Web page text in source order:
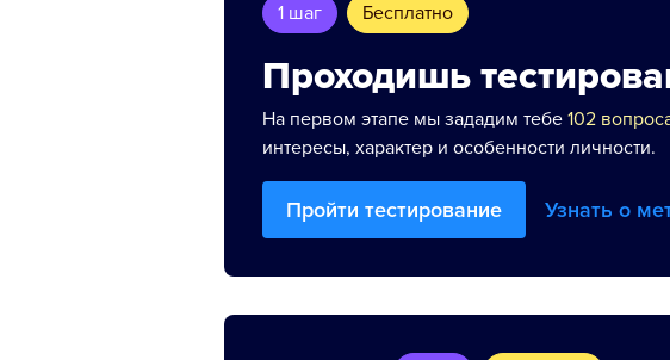
1 шаг Бесплатно
Проходишь
На первом этапе мы зададим тебе 102
интересы, характер и особенности личности.
Пройти тестирование Узнать о